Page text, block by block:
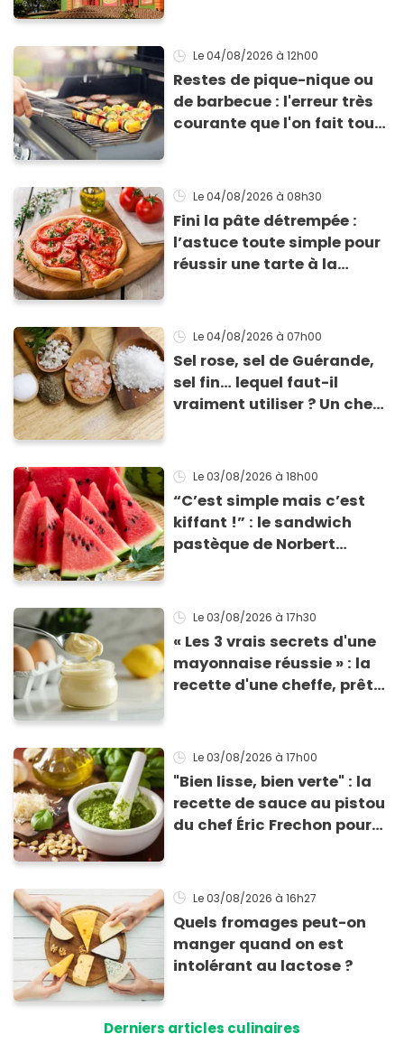
Le 04/08/2026 à 12h00
Restes de pique-nique ou
de barbecue : l'erreur très
courante que l'on fait tous
Le 04/08/2026 à 08h30
Fini la pâte détrempée :
l’astuce toute simple pour
réussir une tarte à la
Le 04/08/2026 à 07h00
Sel rose, sel de Guérande,
sel fin… lequel faut-il
vraiment utiliser ? Un chef
Le 03/08/2026 à 18h00
“C’est simple mais c’est
kiffant !” : le sandwich
pastèque de Norbert
Le 03/08/2026 à 17h30
« Les 3 vrais secrets d'une
mayonnaise réussie » : la
recette d'une cheffe, prête
Le 03/08/2026 à 17h00
"Bien lisse, bien verte" : la
recette de sauce au pistou
du chef Éric Frechon pour
Le 03/08/2026 à 16h27
Quels fromages peut-on
manger quand on est
intolérant au lactose ?
Derniers articles culinaires